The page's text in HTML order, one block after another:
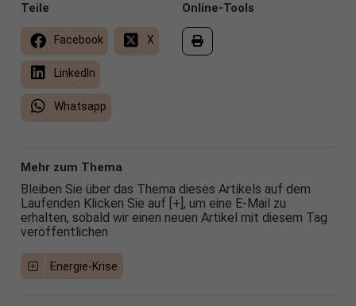
Online-Tools
Teile
Facebook X
LinkedIn
Whatsapp
Mehr zum Thema
Bleiben Sie über das Thema dieses Artikels auf dem
Laufenden Klicken Sie auf [+], um eine E-Mail zu
erhalten, sobald wir einen neuen Artikel mit diesem Tag
veröffentlichen
Energie-Krise